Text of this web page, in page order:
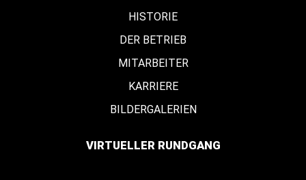
HISTORIE
DER BETRIEB
MITARBEITER
KARRIERE
BILDERGALERIEN
VIRTUELLER RUNDGANG